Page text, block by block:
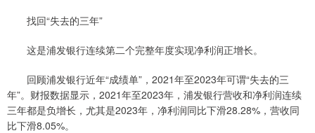
找回“失去的三年”
这是浦发银行连续第二个完整年度实现净利润正增长。
回顾浦发银行近年“成绩单”，2021年至2023年可谓“失去的三
年”。财报数据显示，2021年至2023年，浦发银行营收和净利润连续
三年都是负增长，尤其是2023年，净利润同比下滑28.28%，营收同
比下滑8.05%。